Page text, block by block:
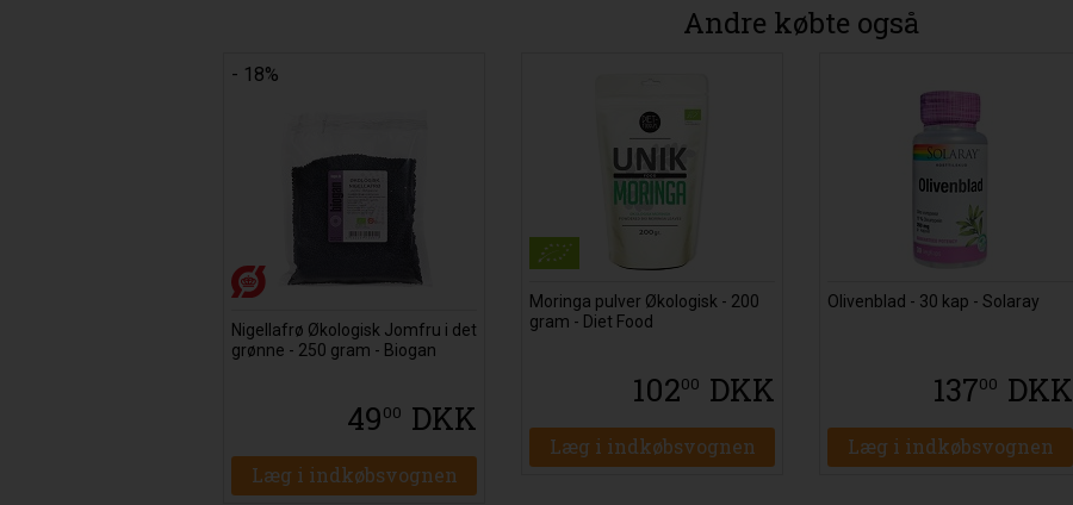
Andre købte også
- 18%
Nigellafrø Økologisk Jomfru i det
grønne - 250 gram - Biogan
4900 DKK
Læg i indkøbsvognen
Moringa pulver Økologisk - 200
gram - Diet Food
10200 DKK
Læg i indkøbsvognen
Olivenblad - 30 kap - Solaray
13700 DKK
Læg i indkøbsvognen